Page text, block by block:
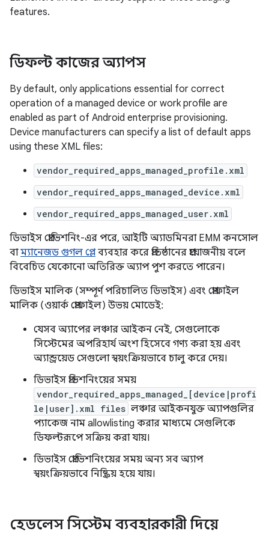
features.
ডিফল্ট কাজের অ্যাপস
By default, only applications essential for correct
operation of a managed device or work profile are
enabled as part of Android enterprise provisioning.
Device manufacturers can specify a list of default apps
using these XML files:
vendor_required_apps_managed_profile.xml
vendor_required_apps_managed_device.xml
vendor_required_apps_managed_user.xml
ডিভাইস প্রোভিশনিং-এর পরে, আইটি অ্যাডমিনরা EMM কনসোল
বাম্যানেজড গুগল প্লেব্যবহার করে প্রতিষ্ঠানের প্রয়োজনীয় বলে
বিবেচিত যেকোনো অতিরিক্ত অ্যাপ পুশ করতে পারেন।
ডিভাইস মালিক (সম্পূর্ণ পরিচালিত ডিভাইস) এবং প্রোফাইল
মালিক (ওয়ার্ক প্রোফাইল) উভয় মোডেই:
যেসব অ্যাপের লঞ্চার আইকন নেই, সেগুলোকে
সিস্টেমের অপরিহার্য অংশ হিসেবে গণ্য করা হয় এবং
অ্যান্ড্রয়েড সেগুলো স্বয়ংক্রিয়ভাবে চালু করে দেয়।
ডিভাইস প্রভিশনিংয়ের সময়
vendor_required_apps_managed_[device|profi
le|user].xml files লঞ্চার আইকনযুক্ত অ্যাপগুলির
প্যাকেজ নাম allowlisting করার মাধ্যমে সেগুলিকে
ডিফল্টরূপে সক্রিয় করা যায়।
ডিভাইস প্রোভিশনিংয়ের সময় অন্য সব অ্যাপ
স্বয়ংক্রিয়ভাবে নিষ্ক্রিয় হয়ে যায়।
হেডলেস সিস্টেম ব্যবহারকারী দিয়ে